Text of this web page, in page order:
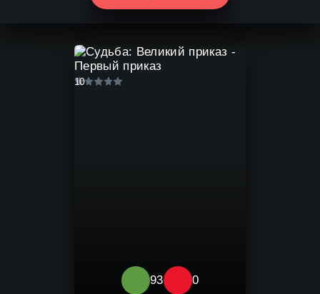
10
93 0